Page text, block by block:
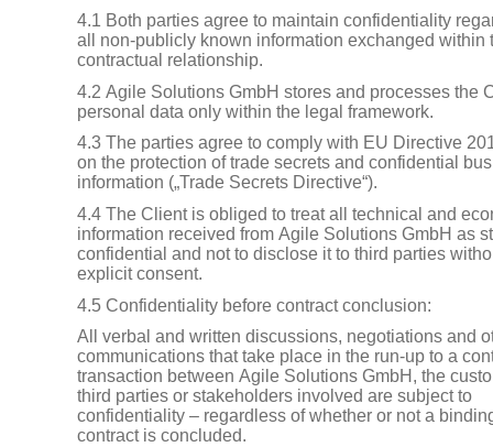
4.1 Both parties agree to maintain confidentiality
all non-publicly known information exchanged within
contractual relationship.
4.2 Agile Solutions GmbH stores and processes the
personal data only within the legal framework.
4.3 The parties agree to comply with EU Directive
on the protection of trade secrets and confidential
information („Trade Secrets Directive“).
4.4 The Client is obliged to treat all technical and
information received from Agile Solutions GmbH as
confidential and not to disclose it to third parties
explicit consent.
4.5 Confidentiality before contract conclusion:
All verbal and written discussions, negotiations and
communications that take place in the run-up to a
transaction between Agile Solutions GmbH, the
third parties or stakeholders involved are subject to
confidentiality – regardless of whether or not a
contract is concluded.